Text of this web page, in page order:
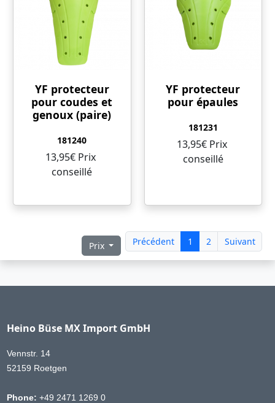
YF protecteur
pour coudes et
genoux (paire)
181240
13,95€ Prix ​​
conseillé
YF protecteur
pour épaules
181231
13,95€ Prix ​​
conseillé
Précédent 1 2 Suivant
Prix
Heino Büse MX Import GmbH
Vennstr. 14
52159 Roetgen
Phone: +49 2471 1269 0